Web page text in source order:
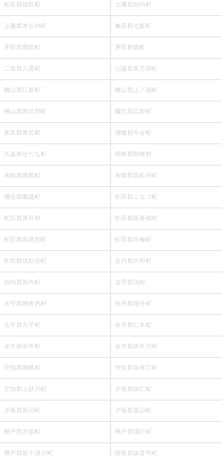
松前郡福島町 上磯郡知内町
上磯郡木古内町 亀田郡七飯町
茅部郡鹿部町 茅部郡森町
二海郡八雲町 山越郡長万部町
檜山郡江差町 檜山郡上ノ国町
檜山郡厚沢部町 爾志郡乙部町
奥尻郡奥尻町 瀬棚郡今金町
久遠郡せたな町 島牧郡島牧村
寿都郡寿都町 寿都郡黒松内町
磯谷郡蘭越町 虻田郡ニセコ町
虻田郡真狩村 虻田郡留寿都村
虻田郡喜茂別町 虻田郡京極町
虻田郡倶知安町 岩内郡共和町
岩内郡岩内町 古宇郡泊村
古宇郡神恵内村 積丹郡積丹町
古平郡古平町 余市郡仁木町
余市郡余市町 余市郡赤井川村
空知郡南幌町 空知郡奈井江町
空知郡上砂川町 夕張郡由仁町
夕張郡長沼町 夕張郡栗山町
樺戸郡月形町 樺戸郡浦臼町
樺戸郡新十津川町 雨竜郡妹背牛町